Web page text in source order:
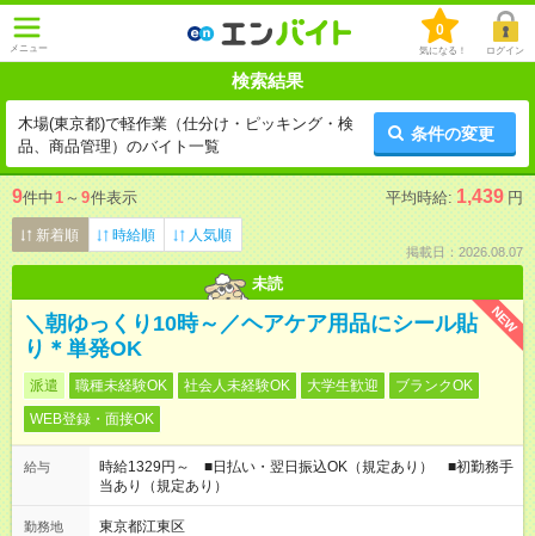
メニュー
0
気になる！ ログイン
検索結果
木場(東京都)で軽作業（仕分け・ピッキング・検
品、商品管理）のバイト一覧
条件の変更
9件中1 ～ 9件表示 平均時給: 1,439 円
新着順 時給順 人気順
掲載日：2026.08.07
未読
NEW
＼朝ゆっくり10時～／ヘアケア用品にシール貼
り＊単発OK
派遣 職種未経験OK 社会人未経験OK 大学生歓迎
ブランクOK
WEB登録・面接OK
給与
時給1329円～ ■日払い・翌日振込OK（規定あり） ■初勤務手
当あり（規定あり）
勤務地
東京都江東区